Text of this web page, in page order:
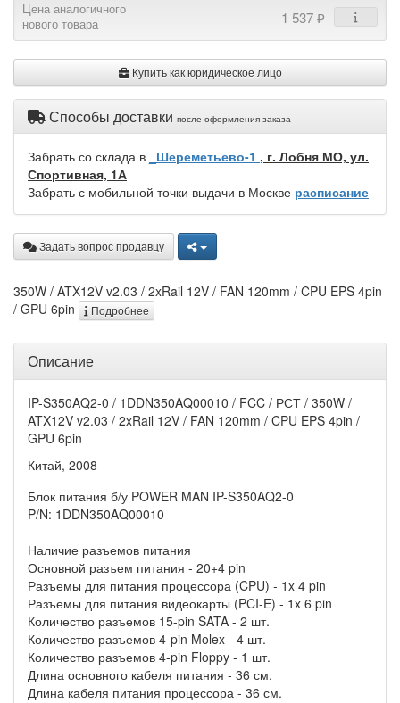
Цена аналогичного
нового товара
1 537 ₽
Купить как юридическое лицо
Способы доставки после оформления заказа
Забрать со склада в _Шереметьево-1 , г. Лобня МО, ул.
Спортивная, 1А
Забрать с мобильной точки выдачи в Москве расписание
Задать вопрос продавцу
350W / ATX12V v2.03 / 2xRail 12V / FAN 120mm / CPU EPS 4pin
/ GPU 6pin
Подробнее
Описание
IP-S350AQ2-0 / 1DDN350AQ00010 / FCC / РСТ / 350W /
ATX12V v2.03 / 2xRail 12V / FAN 120mm / CPU EPS 4pin /
GPU 6pin
Китай, 2008
Блок питания б/у POWER MAN IP-S350AQ2-0
P/N: 1DDN350AQ00010
Наличие разъемов питания
Основной разъем питания - 20+4 pin
Разъемы для питания процессора (CPU) - 1x 4 pin
Разъемы для питания видеокарты (PCI-E) - 1x 6 pin
Количество разъемов 15-pin SATA - 2 шт.
Количество разъемов 4-pin Molex - 4 шт.
Количество разъемов 4-pin Floppy - 1 шт.
Длина основного кабеля питания - 36 см.
Длина кабеля питания процессора - 36 см.